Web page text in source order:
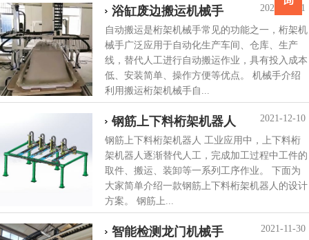
2022-03-31
浴缸废边搬运机械手
自动搬运是桁架机械手常见的功能之一，桁架机
械手广泛应用于自动化生产车间、仓库、生产
线，替代人工进行自动搬运作业，具有投入成本
低、安装简单、操作方便等优点。 机械手介绍
利用搬运桁架机械手自...
2021-12-10
钢筋上下料桁架机器人
钢筋上下料桁架机器人 工业应用中，上下料桁
架机器人逐渐替代人工，完成加工过程中工件的
取件、搬运、装卸等一系列工序作业。 下面为
大家简单介绍一款钢筋上下料桁架机器人的设计
方案。 钢筋上...
2021-11-30
智能检测龙门机械手